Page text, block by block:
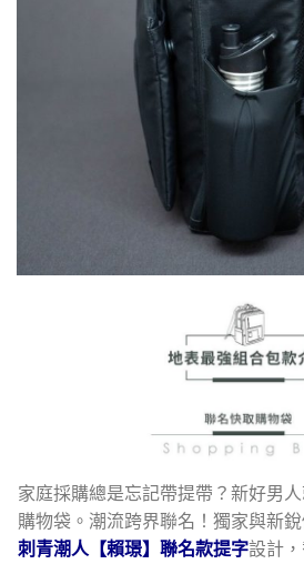
家庭採購總是忘記帶提帶？新好男
購物袋。潮流跨界聯名！獨家與新
刺青潮人【賴璟】聯名款提字設計